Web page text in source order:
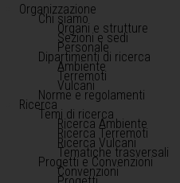
Organizzazione
Chi siamo
Organi e strutture
Sezioni e sedi
Personale
Dipartimenti di ricerca
Ambiente
Terremoti
Vulcani
Norme e regolamenti
Ricerca
Temi di ricerca
Ricerca Ambiente
Ricerca Terremoti
Ricerca Vulcani
Tematiche trasversali
Progetti e Convenzioni
Convenzioni